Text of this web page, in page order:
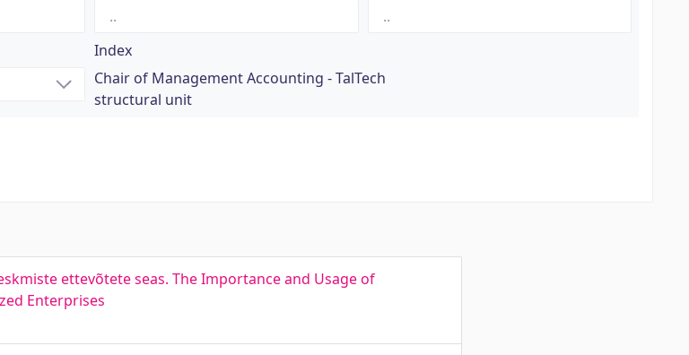
Index
Chair of Management Accounting - TalTech
structural unit
ettevõtete seas. The Importance and Usage of
Enterprises